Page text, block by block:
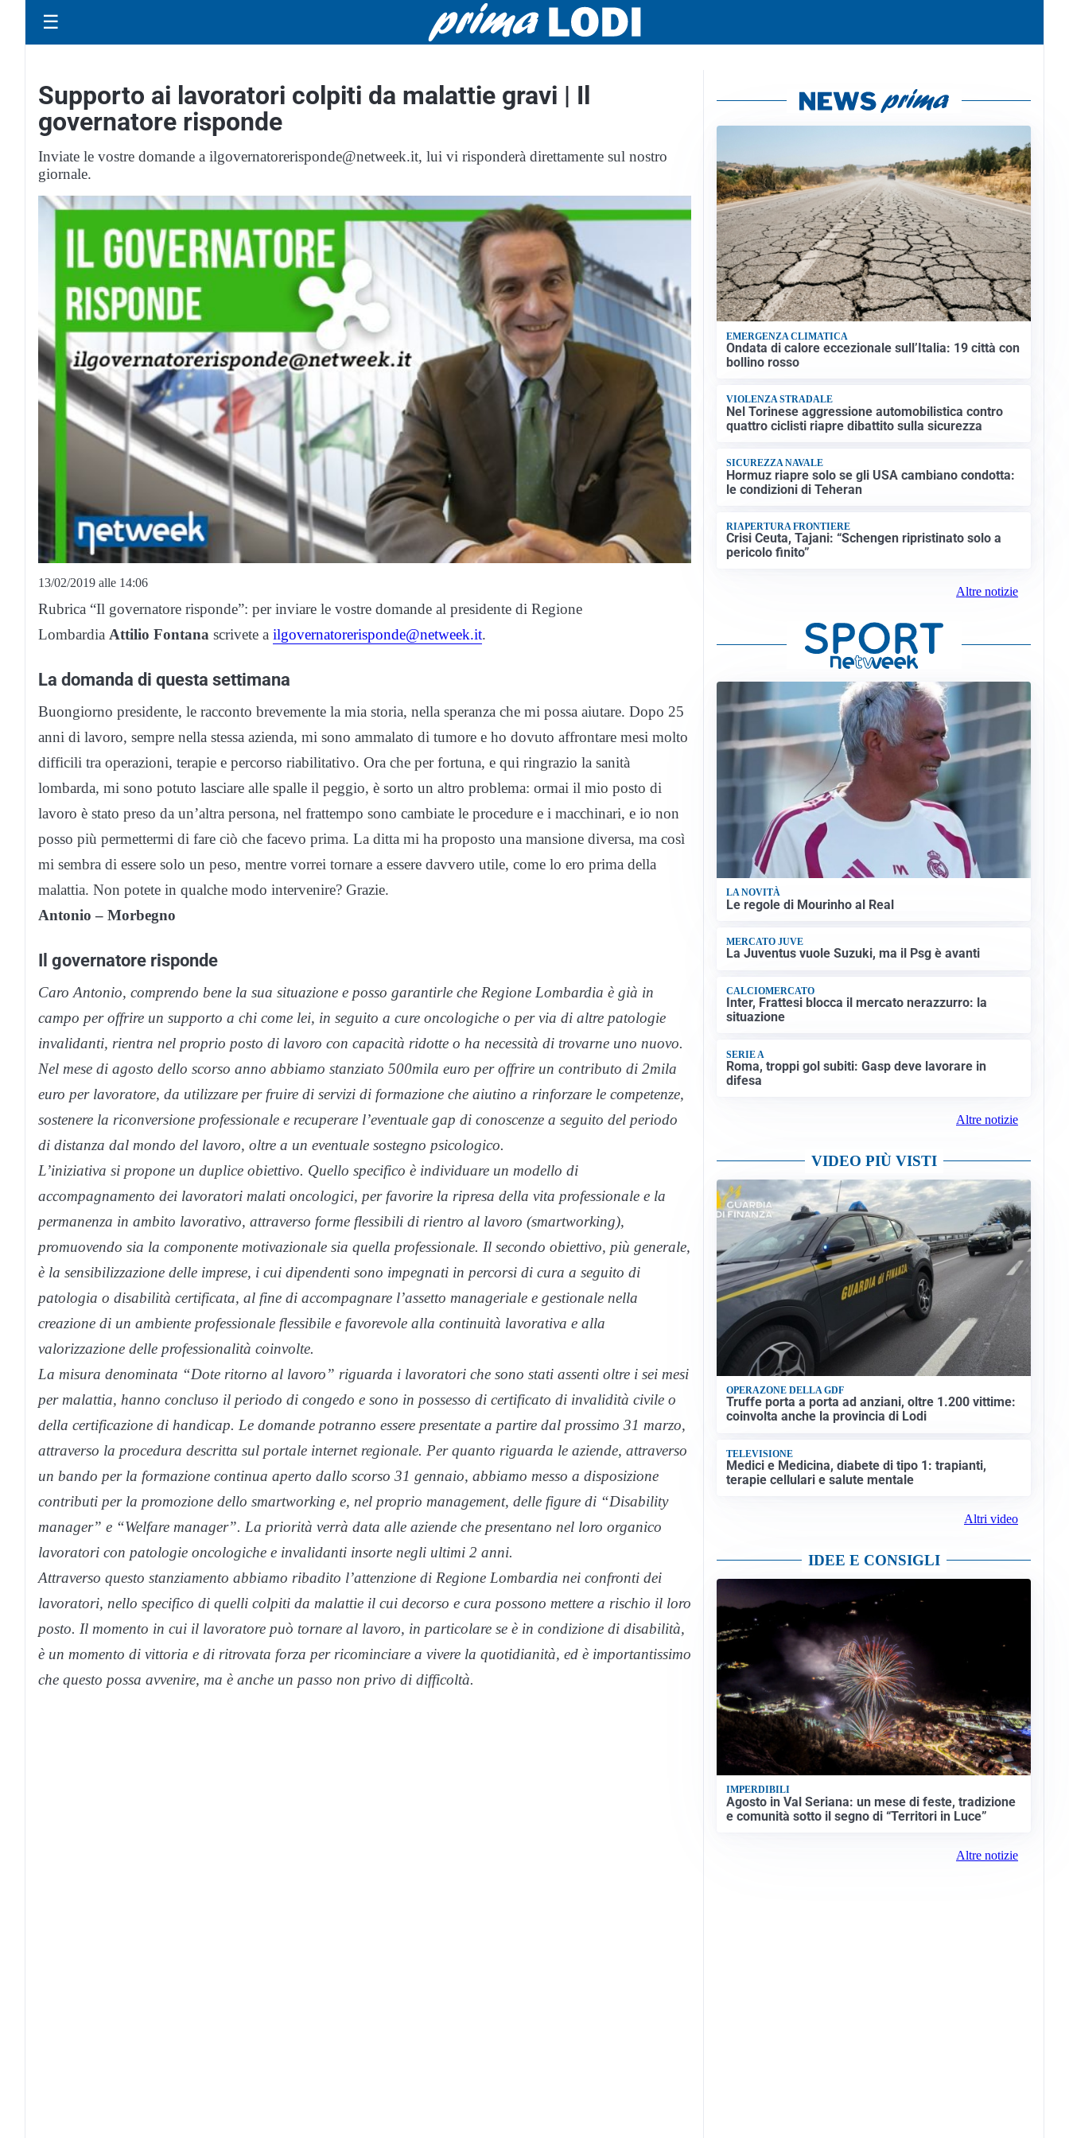
☰
Supporto ai lavoratori colpiti da malattie gravi | Il
governatore risponde
Inviate le vostre domande a ilgovernatorerisponde@netweek.it, lui vi risponderà direttamente sul nostro
giornale.
13/02/2019 alle 14:06
Rubrica “Il governatore risponde”: per inviare le vostre domande al presidente di Regione
Lombardia Attilio Fontana scrivete a ilgovernatorerisponde@netweek.it.
La domanda di questa settimana
Buongiorno presidente, le racconto brevemente la mia storia, nella speranza che mi possa aiutare. Dopo 25
anni di lavoro, sempre nella stessa azienda, mi sono ammalato di tumore e ho dovuto affrontare mesi molto
difficili tra operazioni, terapie e percorso riabilitativo. Ora che per fortuna, e qui ringrazio la sanità
lombarda, mi sono potuto lasciare alle spalle il peggio, è sorto un altro problema: ormai il mio posto di
lavoro è stato preso da un’altra persona, nel frattempo sono cambiate le procedure e i macchinari, e io non
posso più permettermi di fare ciò che facevo prima. La ditta mi ha proposto una mansione diversa, ma così
mi sembra di essere solo un peso, mentre vorrei tornare a essere davvero utile, come lo ero prima della
malattia. Non potete in qualche modo intervenire? Grazie.
Antonio – Morbegno
Il governatore risponde
Caro Antonio, comprendo bene la sua situazione e posso garantirle che Regione Lombardia è già in
campo per offrire un supporto a chi come lei, in seguito a cure oncologiche o per via di altre patologie
invalidanti, rientra nel proprio posto di lavoro con capacità ridotte o ha necessità di trovarne uno nuovo.
Nel mese di agosto dello scorso anno abbiamo stanziato 500mila euro per offrire un contributo di 2mila
euro per lavoratore, da utilizzare per fruire di servizi di formazione che aiutino a rinforzare le competenze,
sostenere la riconversione professionale e recuperare l’eventuale gap di conoscenze a seguito del periodo
di distanza dal mondo del lavoro, oltre a un eventuale sostegno psicologico.
L’iniziativa si propone un duplice obiettivo. Quello specifico è individuare un modello di
accompagnamento dei lavoratori malati oncologici, per favorire la ripresa della vita professionale e la
permanenza in ambito lavorativo, attraverso forme flessibili di rientro al lavoro (smartworking),
promuovendo sia la componente motivazionale sia quella professionale. Il secondo obiettivo, più generale,
è la sensibilizzazione delle imprese, i cui dipendenti sono impegnati in percorsi di cura a seguito di
patologia o disabilità certificata, al fine di accompagnare l’assetto manageriale e gestionale nella
creazione di un ambiente professionale flessibile e favorevole alla continuità lavorativa e alla
valorizzazione delle professionalità coinvolte.
La misura denominata “Dote ritorno al lavoro” riguarda i lavoratori che sono stati assenti oltre i sei mesi
per malattia, hanno concluso il periodo di congedo e sono in possesso di certificato di invalidità civile o
della certificazione di handicap. Le domande potranno essere presentate a partire dal prossimo 31 marzo,
attraverso la procedura descritta sul portale internet regionale. Per quanto riguarda le aziende, attraverso
un bando per la formazione continua aperto dallo scorso 31 gennaio, abbiamo messo a disposizione
contributi per la promozione dello smartworking e, nel proprio management, delle figure di “Disability
manager” e “Welfare manager”. La priorità verrà data alle aziende che presentano nel loro organico
lavoratori con patologie oncologiche e invalidanti insorte negli ultimi 2 anni.
Attraverso questo stanziamento abbiamo ribadito l’attenzione di Regione Lombardia nei confronti dei
lavoratori, nello specifico di quelli colpiti da malattie il cui decorso e cura possono mettere a rischio il loro
posto. Il momento in cui il lavoratore può tornare al lavoro, in particolare se è in condizione di disabilità,
è un momento di vittoria e di ritrovata forza per ricominciare a vivere la quotidianità, ed è importantissimo
che questo possa avvenire, ma è anche un passo non privo di difficoltà.
EMERGENZA CLIMATICA
Ondata di calore eccezionale sull’Italia: 19 città con
bollino rosso
VIOLENZA STRADALE
Nel Torinese aggressione automobilistica contro
quattro ciclisti riapre dibattito sulla sicurezza
SICUREZZA NAVALE
Hormuz riapre solo se gli USA cambiano condotta:
le condizioni di Teheran
RIAPERTURA FRONTIERE
Crisi Ceuta, Tajani: “Schengen ripristinato solo a
pericolo finito”
Altre notizie
LA NOVITÀ
Le regole di Mourinho al Real
MERCATO JUVE
La Juventus vuole Suzuki, ma il Psg è avanti
CALCIOMERCATO
Inter, Frattesi blocca il mercato nerazzurro: la
situazione
SERIE A
Roma, troppi gol subiti: Gasp deve lavorare in
difesa
Altre notizie
VIDEO PIÙ VISTI
OPERAZONE DELLA GDF
Truffe porta a porta ad anziani, oltre 1.200 vittime:
coinvolta anche la provincia di Lodi
TELEVISIONE
Medici e Medicina, diabete di tipo 1: trapianti,
terapie cellulari e salute mentale
Altri video
IDEE E CONSIGLI
IMPERDIBILI
Agosto in Val Seriana: un mese di feste, tradizione
e comunità sotto il segno di “Territori in Luce”
Altre notizie